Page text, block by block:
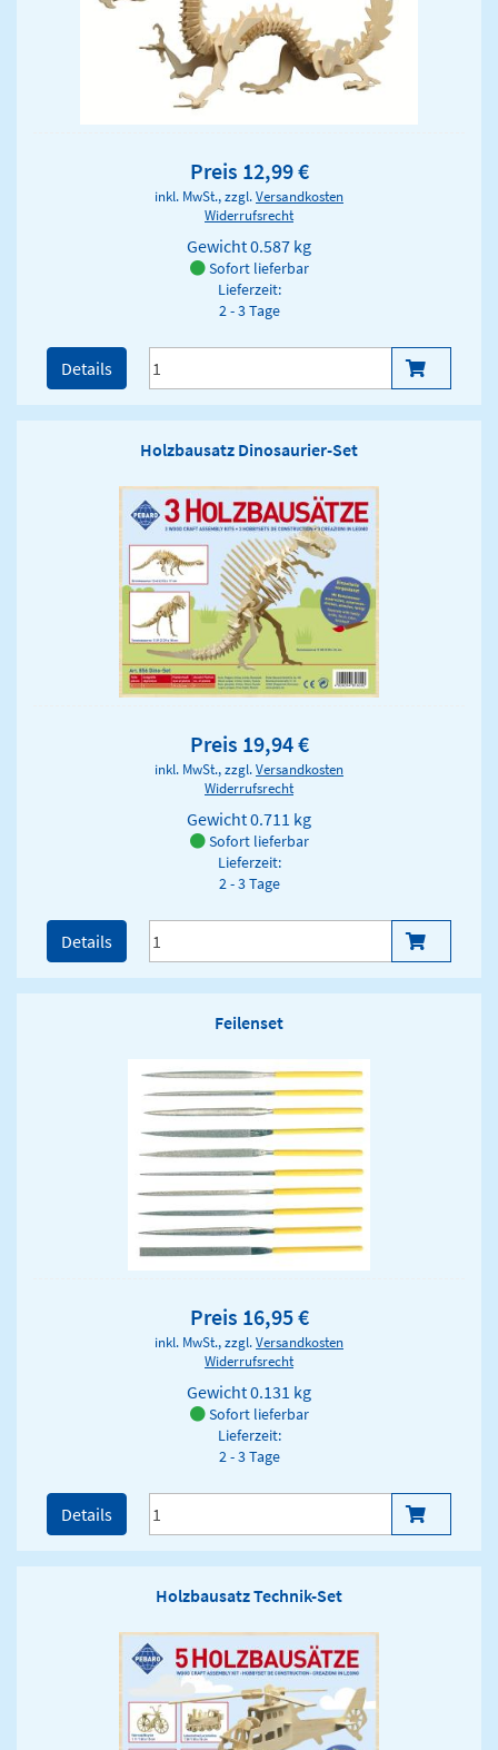
Preis 12,99 €
inkl. MwSt., zzgl.Versandkosten
Widerrufsrecht
Gewicht0.587 kg
Sofort lieferbar
Lieferzeit:
2 - 3 Tage
Details
Holzbausatz Dinosaurier-Set
Preis 19,94 €
inkl. MwSt., zzgl.Versandkosten
Widerrufsrecht
Gewicht0.711 kg
Sofort lieferbar
Lieferzeit:
2 - 3 Tage
Details
Feilenset
Preis 16,95 €
inkl. MwSt., zzgl.Versandkosten
Widerrufsrecht
Gewicht0.131 kg
Sofort lieferbar
Lieferzeit:
2 - 3 Tage
Details
Holzbausatz Technik-Set